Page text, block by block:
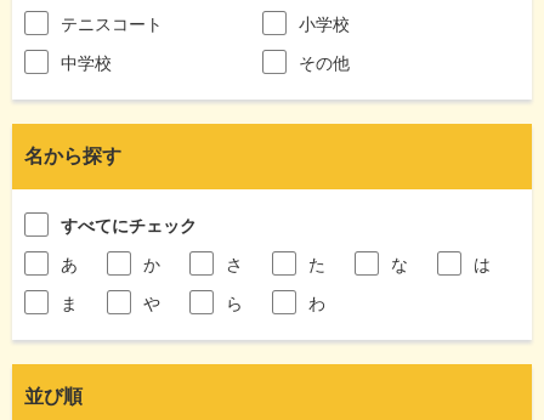
テニスコート
小学校
中学校
その他
名から探す
すべてにチェック
あ
か さ た な
は
ま
や ら わ
並び順